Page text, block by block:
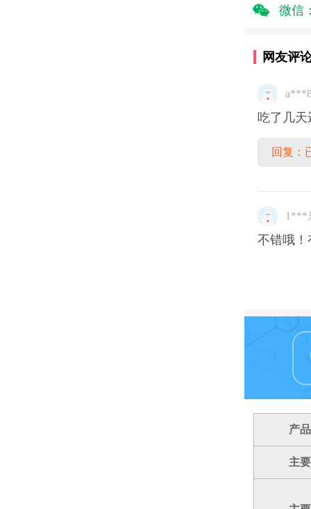
微信
网友评
吃了几
回复：
1***
不错哦
产
主